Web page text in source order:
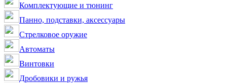
Комплектующие и тюнинг
Панно, подставки, аксессуары
Стрелковое оружие
Автоматы
Винтовки
Дробовики и ружья